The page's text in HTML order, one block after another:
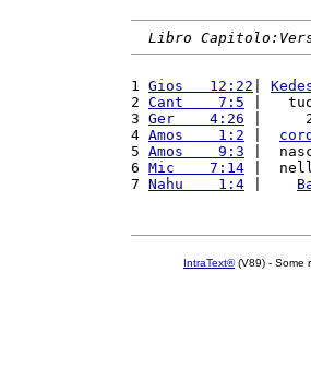
Libro
1 Gios   12:22
2 Cant    7:5 |
3 Ger    4:26 |
4 Amos    1:2
5 Amos    9:3 |
6 Mic    7:14 |
7 Nahu    1:4
IntraText®(V89) - Some